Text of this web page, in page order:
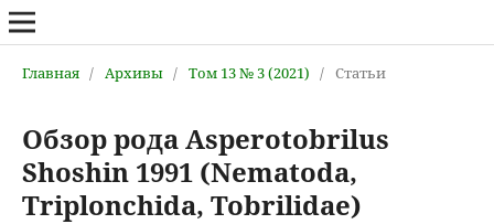
Главная / Архивы / Том 13 № 3 (2021) / Статьи
Обзор рода Asperotobrilus
Shoshin 1991 (Nematoda,
Triplonchida, Tobrilidae)